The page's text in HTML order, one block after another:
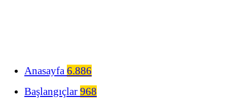
Anasayfa 6.886
Başlangıçlar 968